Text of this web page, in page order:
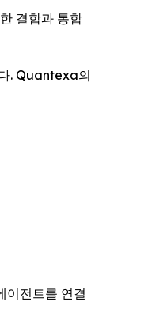
결합과 통합
. Quantexa의
전트를 연결